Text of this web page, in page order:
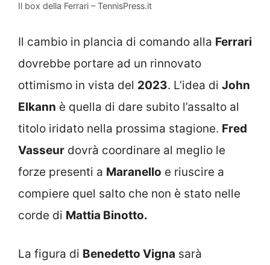
Il box della Ferrari – TennisPress.it
Il cambio in plancia di comando alla Ferrari
dovrebbe portare ad un rinnovato
ottimismo in vista del 2023. L’idea di John
Elkann è quella di dare subito l’assalto al
titolo iridato nella prossima stagione. Fred
Vasseur dovrà coordinare al meglio le
forze presenti a Maranello e riuscire a
compiere quel salto che non è stato nelle
corde di Mattia Binotto.
La figura di Benedetto Vigna sarà